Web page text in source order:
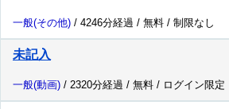
一般(その他) / 4246分経過 / 無料 / 制限なし
未記入
一般(動画) / 2320分経過 / 無料 / ログイン限定